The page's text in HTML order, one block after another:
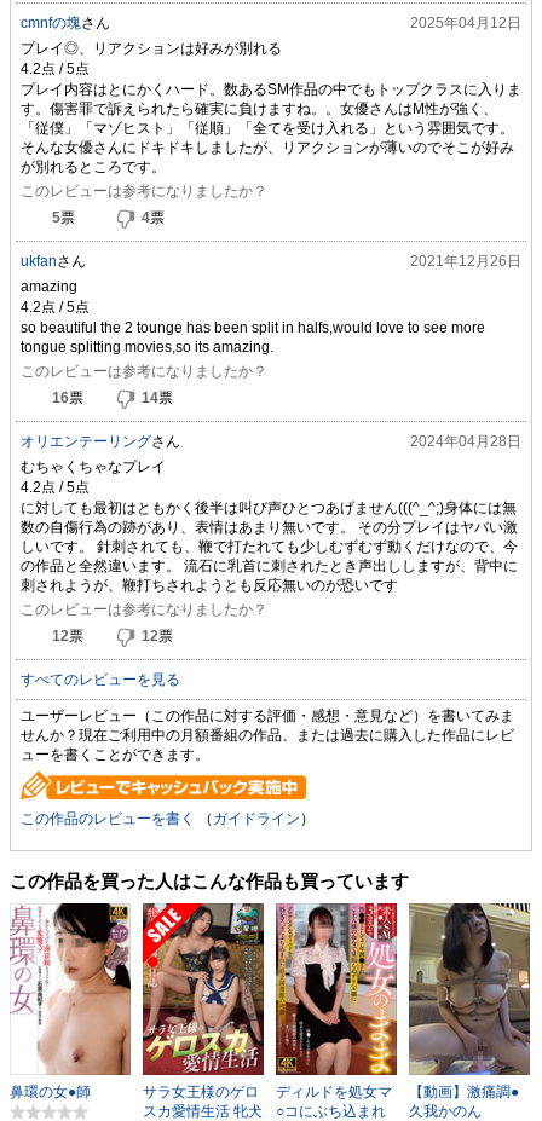
cmnfの塊さん
2025年04月12日
プレイ◎、リアクションは好みが別れる
プレイ内容はとにかくハード。数あるSM作品の中でもトップクラスに入りま
す。傷害罪で訴えられたら確実に負けますね。。女優さんはM性が強く、
「従僕」「マゾヒスト」「従順」「全てを受け入れる」という雰囲気です。
そんな女優さんにドキドキしましたが、リアクションが薄いのでそこが好み
が別れるところです。
このレビューは参考になりましたか？
5票 4票
ukfanさん
2021年12月26日
amazing
so beautiful the 2 tounge has been split in halfs,would love to see more
tongue splitting movies,so its amazing.
このレビューは参考になりましたか？
16票 14票
オリエンテーリングさん
2024年04月28日
むちゃくちゃなプレイ
に対しても最初はともかく後半は叫び声ひとつあげません(((^_^;)身体には無
数の自傷行為の跡があり、表情はあまり無いです。 その分プレイはヤバい激
しいです。 針刺されても、鞭で打たれても少しむずむず動くだけなので、今
の作品と全然違います。 流石に乳首に刺されたとき声出ししますが、背中に
刺されようが、鞭打ちされようとも反応無いのが恐いです
このレビューは参考になりましたか？
12票 12票
すべてのレビューを見る
ユーザーレビュー（この作品に対する評価・感想・意見など）を書いてみま
せんか？現在ご利用中の月額番組の作品、または過去に購入した作品にレビ
ューを書くことができます。
この作品のレビューを書く （ ガイドライン ）
この作品を買った人はこんな作品も買っています
鼻環の女●師
サラ女王様のゲロ
スカ愛情生活 牝犬
ディルドを処女マ
○コにぶち込まれ
【動画】激痛調●
久我かのん